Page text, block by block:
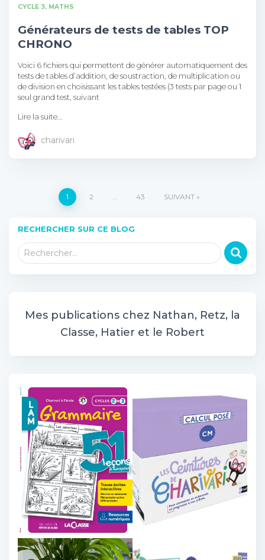
CYCLE 3 MATHS
Générateurs de tests de tables TOP
CHRONO
Voici 6 fichiers qui permettent de générer automatiquement des
tests de tables d’addition, de soustraction, de multiplication ou
de division en choisissant les tables testées (3 tests par page ou 1
seul grand test, suivant
Lire la suite…
charivari
Pagination
des
publications
1 2 … 43 SUIVANT
RECHERCHER SUR CE BLOG
R Rechercher…
Mes publications chez Nathan, Retz, la
Classe, Hatier et le Robert